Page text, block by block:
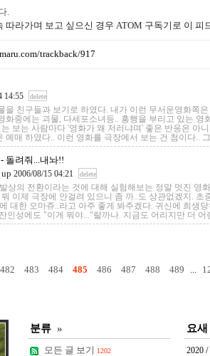
.
따라가며 보고 싶으신 경우 ATOM 구독기로 이 피
trackback/917
14:55 delete
을 친구들과 보기로 하였다. 내가 이런 무서운영화쪽
화중에는 괴물, 다세포소녀등.. 흥행을 부리고 있는 영
보는 사람마다 '영화가 왜 저러냐며' 좋은 반응은 아니
매 하였다.. 이런 영화를 극장에서 보는 건 첨이다.. 그
돌려줘...내놔!!
2006/08/15 04:21 delete
상의 전환이라는 것에 대해 실험해보는 정말 멋진 영
이제 극장에 안걸려 있으니 좀 까..도 상관없겠지. 초
대한 오마쥬..라고 아주 좋게 봐주겠다. 귀신에 희생
인성에도 "이게 뭐야..."랄까나. 지금도 어리지만 더 어
482 483 484 485 486 487 488 489 ...
분류 »
모든 글 보기 1202
요
2020 /